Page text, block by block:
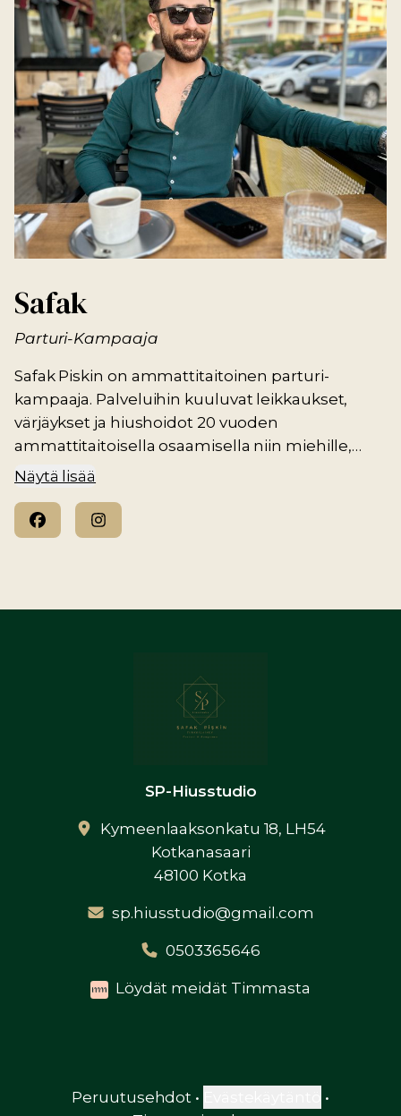
Safak
Parturi-Kampaaja
Safak Piskin on ammattitaitoinen parturi-
kampaaja. Palveluihin kuuluvat leikkaukset,
värjäykset ja hiushoidot 20 vuoden
ammattitaitoisella osaamisella niin miehille,
kuin naisille.
Näytä lisää
SP-Hiusstudio
Kymeenlaaksonkatu 18, LH54
Kotkanasaari
48100 Kotka
sp.hiusstudio@gmail.com
0503365646
Löydät meidät Timmasta
Peruutusehdot •
•